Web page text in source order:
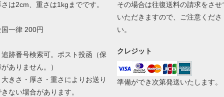
は2cm、重さは1kgまでです。
国一律 200円
追跡番号検索可。ポスト投函（保
ありません。）
大きさ・厚さ・重さによりお送り
ない場合があります。
その場合は往復送料の請求をさせ
いただきますので、ご注意くださ
い。
クレジット
準備ができ次第発送いたします。